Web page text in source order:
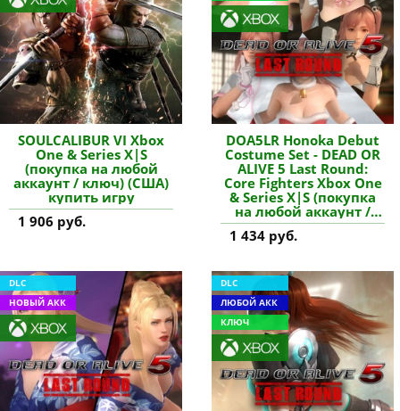
SOULCALIBUR VI Xbox
One & Series X|S
(покупка на любой
аккаунт / ключ) (США)
купить игру
1 906 руб.
DOA5LR Honoka Debut
Costume Set - DEAD OR
ALIVE 5 Last Round:
Core Fighters Xbox One
& Series X|S (покупка
на любой аккаунт /
ключ) (США) купить
дополнение
1 434 руб.
DLC
НОВЫЙ АКК
DLC
ЛЮБОЙ АКК
КЛЮЧ